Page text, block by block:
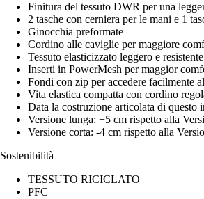
Finitura del tessuto DWR per una
2 tasche con cerniera per le mani e 1
Ginocchia preformate
Cordino alle caviglie per maggiore
Tessuto elasticizzato leggero e
Inserti in PowerMesh per maggior
Fondi con zip per accedere facilmente
Vita elastica compatta con cordino
Data la costruzione articolata di questo
Versione lunga: +5 cm rispetto alla
Versione corta: -4 cm rispetto alla
Sostenibilità
TESSUTO RICICLATO
PFC